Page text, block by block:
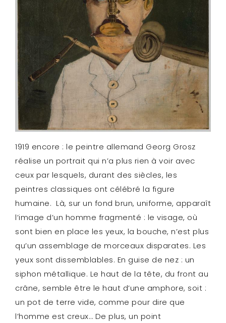
1919 encore : le peintre allemand Georg Grosz
réalise un portrait qui n’a plus rien à voir avec
ceux par lesquels, durant des siècles, les
peintres classiques ont célébré la figure
humaine. Là, sur un fond brun, uniforme, apparaît
l’image d’un homme fragmenté : le visage, où
sont bien en place les yeux, la bouche, n’est plus
qu’un assemblage de morceaux disparates. Les
yeux sont dissemblables. En guise de nez : un
siphon métallique. Le haut de la tête, du front au
crâne, semble être le haut d’une amphore, soit :
un pot de terre vide, comme pour dire que
l’homme est creux… De plus, un point